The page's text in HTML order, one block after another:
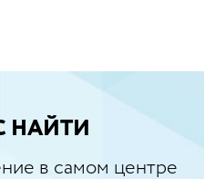
НАЙТИ
в самом центре